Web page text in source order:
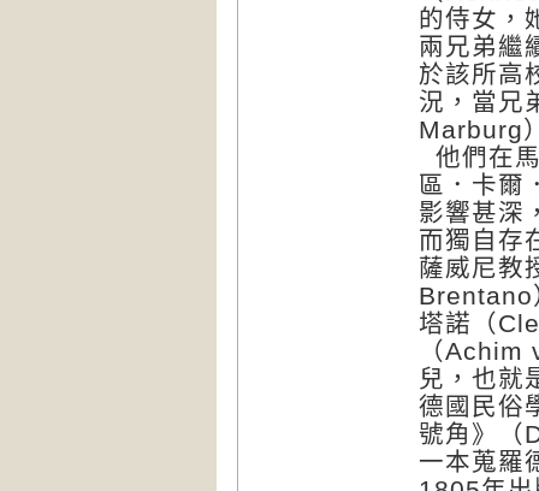
的侍女，
兩兄弟繼
於該所高
況，當兄
Marburg
他們在
區．卡爾
影響甚深
而獨自存
薩威尼教
Brentano
塔諾（
（Achim
兒，也就
德國民俗
號角》（
一本蒐羅